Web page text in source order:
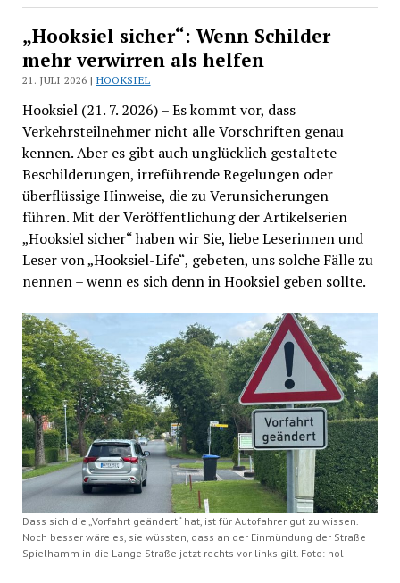
„Hooksiel sicher“: Wenn Schilder
mehr verwirren als helfen
21. JULI 2026 | HOOKSIEL
Hooksiel (21. 7. 2026) – Es kommt vor, dass
Verkehrsteilnehmer nicht alle Vorschriften genau
kennen. Aber es gibt auch unglücklich gestaltete
Beschilderungen, irreführende Regelungen oder
überflüssige Hinweise, die zu Verunsicherungen
führen. Mit der Veröffentlichung der Artikelserien
„Hooksiel sicher“ haben wir Sie, liebe Leserinnen und
Leser von „Hooksiel-Life“, gebeten, uns solche Fälle zu
nennen – wenn es sich denn in Hooksiel geben sollte.
Dass sich die „Vorfahrt geändert“ hat, ist für Autofahrer gut zu wissen.
Noch besser wäre es, sie wüssten, dass an der Einmündung der Straße
Spielhamm in die Lange Straße jetzt rechts vor links gilt. Foto: hol